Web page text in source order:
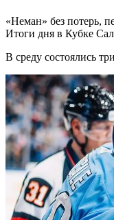
«Неман» без потерь,
Итоги дня в Кубке
В среду состоялись